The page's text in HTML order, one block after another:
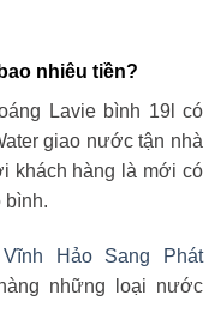
nhiêu tiền?
Lavie bình 19l có
giao nước tận nhà
khách hàng là mới có
bình.
Vĩnh Hảo Sang Phát
những loại nước